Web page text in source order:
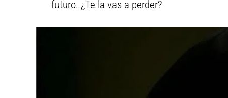
futuro. ¿Te la vas a perder?